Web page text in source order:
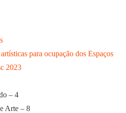
para ocupação dos Espaços
2023
– 4
Arte – 8